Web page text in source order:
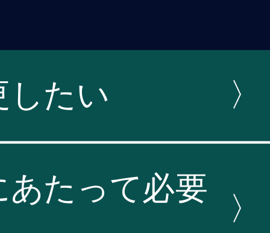
たい 〉
たって必要
〉